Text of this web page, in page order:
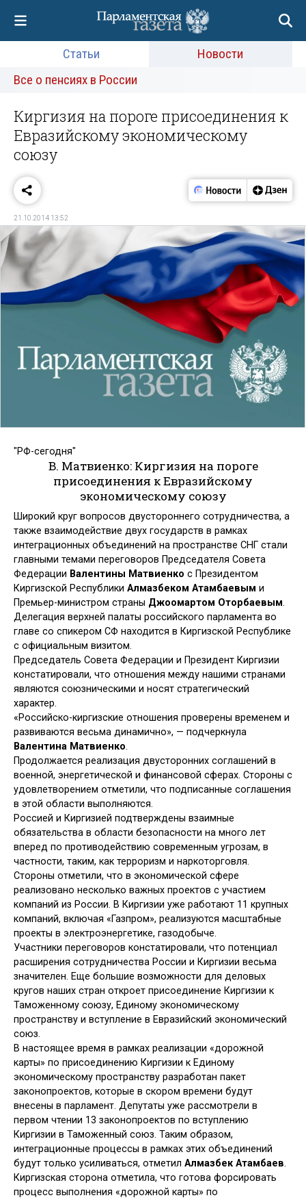
Статьи
Новости
Все о пенсиях в России
Киргизия на пороге присоединения к
Евразийскому экономическому
союзу
21.10.2014 13:52
"РФ-сегодня"
В. Матвиенко: Киргизия на пороге
присоединения к Евразийскому
экономическому союзу
Широкий круг вопросов двустороннего сотрудничества, а
также взаимодействие двух государств в рамках
интеграционных объединений на пространстве СНГ стали
главными темами переговоров Председателя Совета
Федерации Валентины Матвиенко с Президентом
Киргизской Республики Алмазбеком Атамбаевым и
Премьер-министром страны Джоомартом Оторбаевым.
Делегация верхней палаты российского парламента во
главе со спикером СФ находится в Киргизской Республике
с официальным визитом.
Председатель Совета Федерации и Президент Киргизии
констатировали, что отношения между нашими странами
являются союзническими и носят стратегический
характер.
«Российско-киргизские отношения проверены временем и
развиваются весьма динамично», — подчеркнула
Валентина Матвиенко.
Продолжается реализация двусторонних соглашений в
военной, энергетической и финансовой сферах. Стороны с
удовлетворением отметили, что подписанные соглашения
в этой области выполняются.
Россией и Киргизией подтверждены взаимные
обязательства в области безопасности на много лет
вперед по противодействию современным угрозам, в
частности, таким, как терроризм и наркоторговля.
Стороны отметили, что в экономической сфере
реализовано несколько важных проектов с участием
компаний из России. В Киргизии уже работают 11 крупных
компаний, включая «Газпром», реализуются масштабные
проекты в электроэнергетике, газодобыче.
Участники переговоров констатировали, что потенциал
расширения сотрудничества России и Киргизии весьма
значителен. Еще большие возможности для деловых
кругов наших стран откроет присоединение Киргизии к
Таможенному союзу, Единому экономическому
пространству и вступление в Евразийский экономический
союз.
В настоящее время в рамках реализации «дорожной
карты» по присоединению Киргизии к Единому
экономическому пространству разработан пакет
законопроектов, которые в скором времени будут
внесены в парламент. Депутаты уже рассмотрели в
первом чтении 13 законопроектов по вступлению
Киргизии в Таможенный союз. Таким образом,
интеграционные процессы в рамках этих объединений
будут только усиливаться, отметил Алмазбек Атамбаев.
Киргизская сторона отметила, что готова форсировать
процесс выполнения «дорожной карты» по